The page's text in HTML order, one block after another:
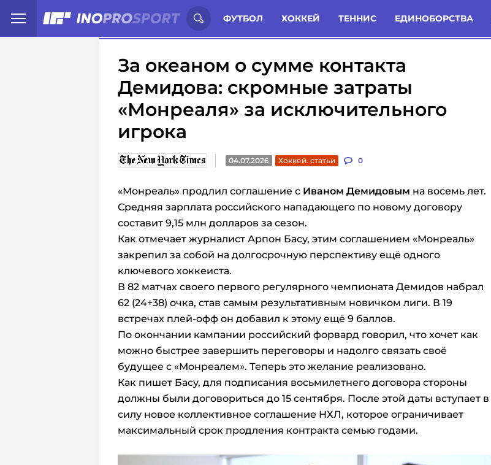
ФУТБОЛ ХОККЕЙ ТЕННИС ЕДИНОБОРСТВА
Иностранцы о спорте России: Статьи Комменты Новости
За океаном о сумме контакта
Демидова: скромные затраты
«Монреаля» за исключительного
игрока
04.07.2026 Хоккей. статьи 0
«Монреаль» продлил соглашение с Иваном Демидовым на восемь лет.
Средняя зарплата российского нападающего по новому договору
составит 9,15 млн долларов за сезон.
Как отмечает журналист Арпон Басу, этим соглашением «Монреаль»
закрепил за собой на долгосрочную перспективу ещё одного
ключевого хоккеиста.
В 82 матчах своего первого регулярного чемпионата Демидов набрал
62 (24+38) очка, став самым результативным новичком лиги. В 19
встречах плей-офф он добавил к этому ещё 9 баллов.
По окончании кампании российский форвард говорил, что хочет как
можно быстрее завершить переговоры и надолго связать своё
будущее с «Монреалем». Теперь это желание реализовано.
Как пишет Басу, для подписания восьмилетнего договора стороны
должны были договориться до 15 сентября. После этой даты вступает в
силу новое коллективное соглашение НХЛ, которое ограничивает
максимальный срок продления контракта семью годами.